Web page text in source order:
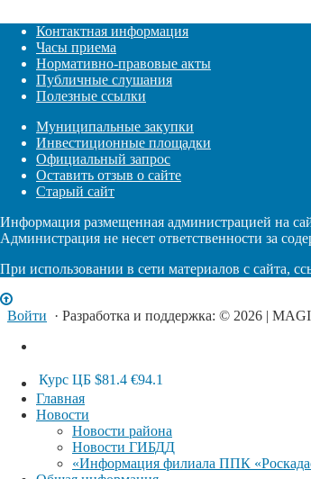
Контактная информация
Часы приема
Нормативно-правовые акты
Публичные слушания
Полезные ссылки
Муниципальные закупки
Инвестиционные площадки
Официальный запрос
Оставить отзыв о сайте
Старый сайт
Информация размещенная администрацией на
Администрация не несет ответственности за
При использовании в сети материалов с сайта,
Войти · Разработка и поддержка: © 2026 |
Курс ЦБ $81.4 €94.1
Главная
Новости
Новости района
Новости ГИБДД
«Информация филиала ППК